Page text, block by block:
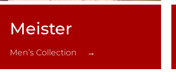
Meister
Men’s Collection →